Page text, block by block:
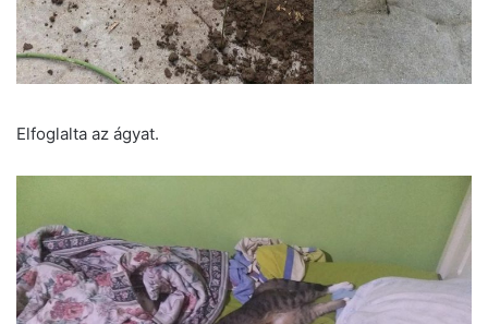
Elfoglalta az ágyat.